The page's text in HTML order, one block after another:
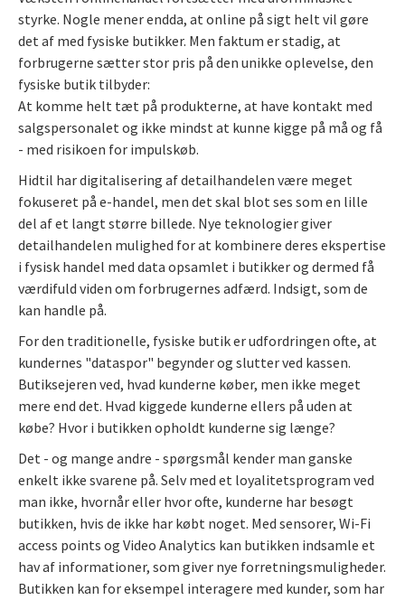
styrke. Nogle mener endda, at online på sigt helt vil gøre
det af med fysiske butikker. Men faktum er stadig, at
forbrugerne sætter stor pris på den unikke oplevelse, den
fysiske butik tilbyder:
At komme helt tæt på produkterne, at have kontakt med
salgspersonalet og ikke mindst at kunne kigge på må og få
- med risikoen for impulskøb.
Hidtil har digitalisering af detailhandelen være meget
fokuseret på e-handel, men det skal blot ses som en lille
del af et langt større billede. Nye teknologier giver
detailhandelen mulighed for at kombinere deres ekspertise
i fysisk handel med data opsamlet i butikker og dermed få
værdifuld viden om forbrugernes adfærd. Indsigt, som de
kan handle på.
For den traditionelle, fysiske butik er udfordringen ofte, at
kundernes "dataspor" begynder og slutter ved kassen.
Butiksejeren ved, hvad kunderne køber, men ikke meget
mere end det. Hvad kiggede kunderne ellers på uden at
købe? Hvor i butikken opholdt kunderne sig længe?
Det - og mange andre - spørgsmål kender man ganske
enkelt ikke svarene på. Selv med et loyalitetsprogram ved
man ikke, hvornår eller hvor ofte, kunderne har besøgt
butikken, hvis de ikke har købt noget. Med sensorer, Wi-Fi
access points og Video Analytics kan butikken indsamle et
hav af informationer, som giver nye forretningsmuligheder.
Butikken kan for eksempel interagere med kunder, som har